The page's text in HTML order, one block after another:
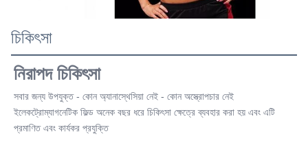
চিকিৎসা
নিরাপদ চিকিৎসা
সবার জন্য উপযুক্ত - কোন অ্যানাস্থেসিয়া নেই - কোন অস্ত্রোপচার নেই
ইলেকট্রোম্যাগনেটিক ফিল্ড অনেক বছর ধরে চিকিৎসা ক্ষেত্রে ব্যবহার করা হয় এবং এটি
প্রমাণিত এবং কার্যকর প্রযুক্তি